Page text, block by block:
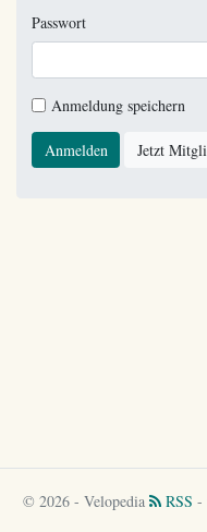
Passwort
Anmeldung speichern
Anmelden Jetzt
© 2026 - Velopedia RSS -